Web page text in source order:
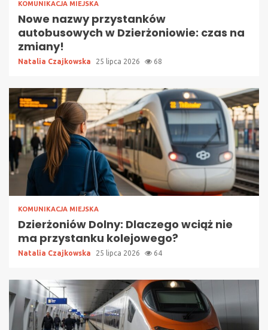
KOMUNIKACJA MIEJSKA
Nowe nazwy przystanków
autobusowych w Dzierżoniowie: czas na
zmiany!
Natalia Czajkowska 25 lipca 2026 68
KOMUNIKACJA MIEJSKA
Dzierżoniów Dolny: Dlaczego wciąż nie
ma przystanku kolejowego?
Natalia Czajkowska 25 lipca 2026 64